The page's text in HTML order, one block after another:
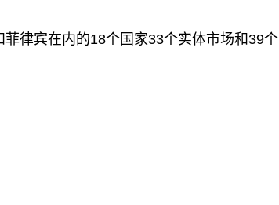
律宾在内的18个国家33个实体市场和39个